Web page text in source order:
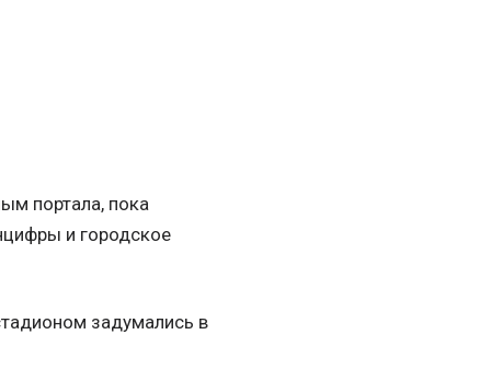
портала, пока
и городское
задумались в